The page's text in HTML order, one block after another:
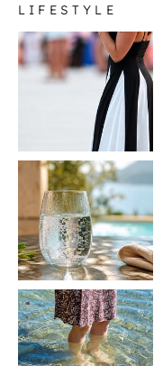
LIFESTYLE